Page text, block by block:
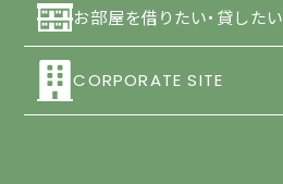
お部屋を借りたい・貸したい
CORPORATE SITE